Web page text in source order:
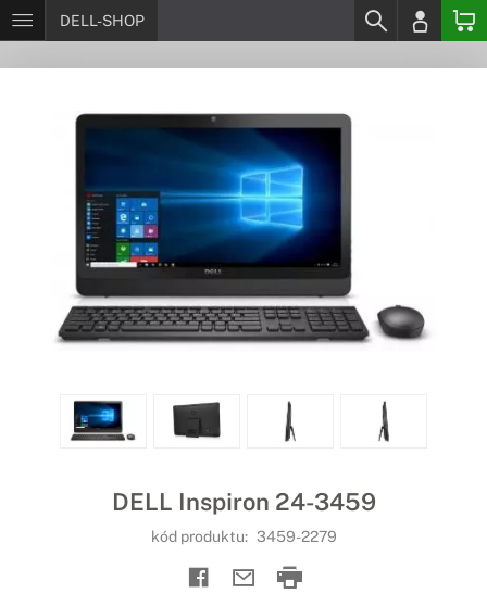
DELL-SHOP
DELL Inspiron 24-3459
kód produktu: 3459-2279